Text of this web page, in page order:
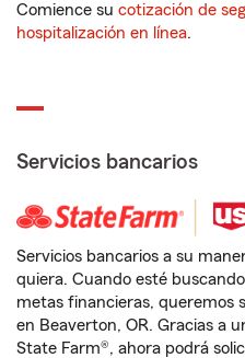
Comience su cotización de
hospitalización en línea.
Servicios bancarios
Servicios bancarios a su
quiera. Cuando esté
metas financieras, queremos
en Beaverton, OR. Gracias a
State Farm®, ahora podrá